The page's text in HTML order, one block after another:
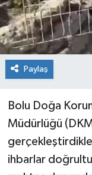
Paylaş
Bolu Doğa
Müdürlüğü
ihbarlar